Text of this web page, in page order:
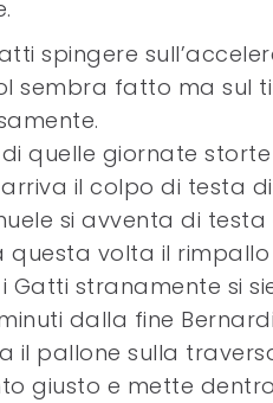
spingere
sembra fatto ma sul
quelle giornate
il colpo di testa
si avventa di
questa volta il
i Gatti stranamente si
dalla fine
il pallone sulla
giusto e mette